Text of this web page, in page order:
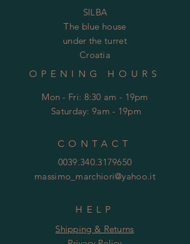
SILBA
The blue house
under the turret
Croatia
OPENING HOURS
Mon - Fri: 8:30 am - 19pm
Saturday: 9am - 19pm
CONTACT
0039.340.3179650
massimo_marchiori@yahoo.it
HELP
Shipping & Returns